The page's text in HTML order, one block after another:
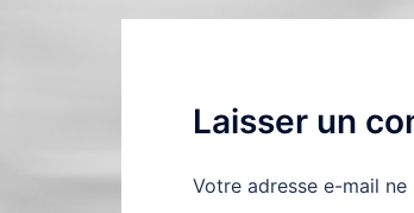
Laisser un
Votre adresse e-mail ne